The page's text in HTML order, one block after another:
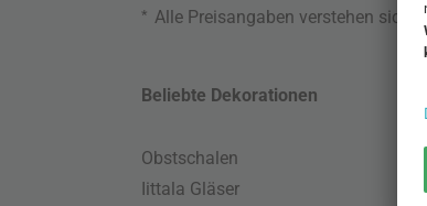
* Alle Preisangaben verstehen sich
Beliebte Dekorationen
Obstschalen
Iittala Gläser